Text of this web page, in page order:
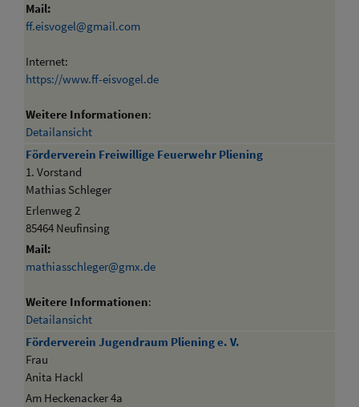
Mail:
ff.eisvogel@gmail.com
Internet:
https://www.ff-eisvogel.de
Weitere Informationen:
Detailansicht
Förderverein Freiwillige Feuerwehr Pliening
1. Vorstand
Mathias Schleger
Erlenweg 2
85464 Neufinsing
Mail:
mathiasschleger@gmx.de
Weitere Informationen:
Detailansicht
Förderverein Jugendraum Pliening e. V.
Frau
Anita Hackl
Am Heckenacker 4a